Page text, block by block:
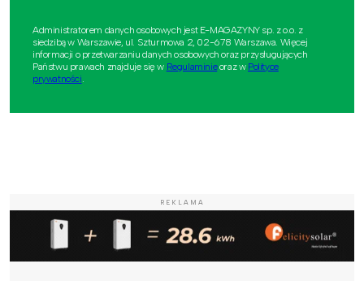
Administratorem danych osobowych jest E-MAGAZYNY sp. z o.o. z
siedzibą w Warszawie, ul. Szturmowa 2, 02-678 Warszawa. Więcej
informacji o przetwarzaniu danych osobowych oraz przysługujących
Państwu prawach znajduje się w Regulaminieoraz w Polityce
prywatności
REKLAMA